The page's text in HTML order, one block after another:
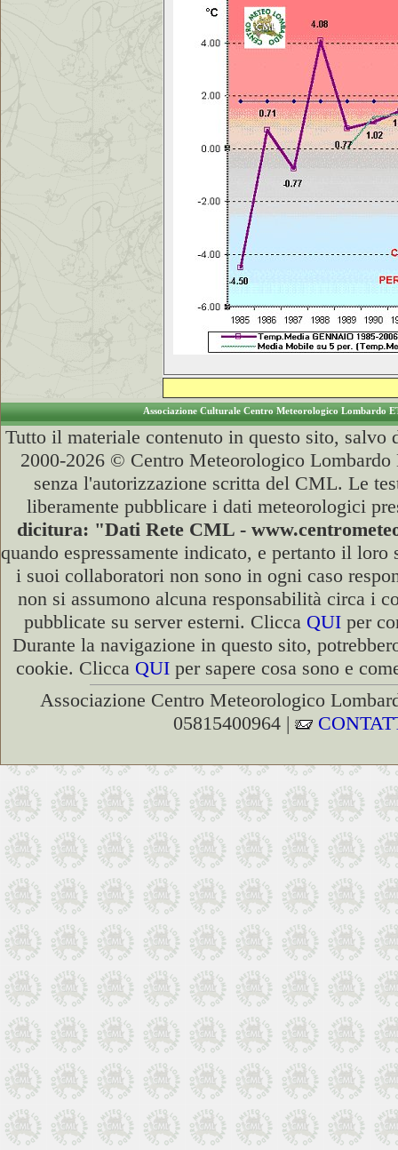
Associazione Culturale Centro Meteorologico Lombardo
Tutto il materiale contenuto in questo sito, salvo
2000-2026 © Centro Meteorologico
senza l'autorizzazione scritta del CML. Le
liberamente pubblicare i dati meteorologici
dicitura: "Dati Rete CML -
quando espressamente indicato, e pertanto il
i suoi collaboratori non sono in ogni caso
non si assumono alcuna responsabilità circa i
pubblicate su server esterni. Clicca QUIper
Durante la navigazione in questo sito,
cookie. Clicca QUI per sapere cosa sono e
Associazione Centro Meteorologico
05815400964 |